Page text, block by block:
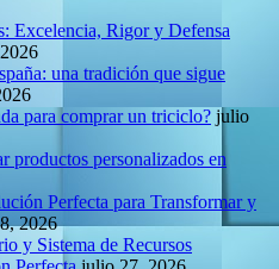
Excelencia, Rigor y Defensa
una tradición que sigue
para comprar un triciclo? julio
productos personalizados en
Perfecta para Transformar y
2026
y Sistema de Recursos